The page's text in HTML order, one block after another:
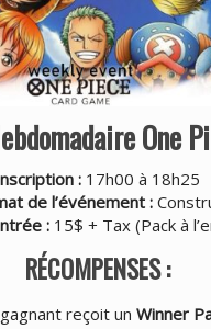
One
: 17h00 à 18h25
de l’événement :
: 15$ + Tax (Pack à
RÉCOMPENSES :
gagnant reçoit un Winner